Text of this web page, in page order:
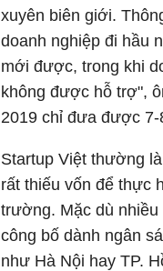
xuyên biên giới.
doanh nghiệp đi hầu
mới được, trong khi
không được hỗ trợ",
2019 chỉ đưa được
Startup Việt thường
rất thiếu vốn để thực
trường. Mặc dù
công bố dành ngân
như Hà Nội hay TP.